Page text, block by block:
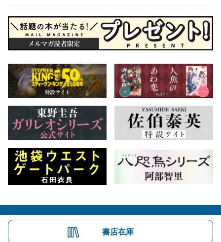
書店在庫
会社概要 自費出版のご案内 お問合せ
株式会社文藝春秋 文春オンライン Number Web